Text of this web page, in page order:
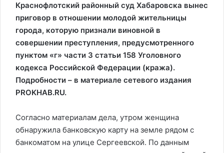
Краснофлотский районный суд Хабаровска вынес
приговор в отношении молодой жительницы
города, которую признали виновной в
совершении преступления, предусмотренного
пунктом «г» части 3 статьи 158 Уголовного
кодекса Российской Федерации (кража).
Подробности – в материале сетевого издания
PROKHAB.RU.
Согласно материалам дела, утром женщина
обнаружила банковскую карту на земле рядом с
банкоматом на улице Сергеевской. По данным